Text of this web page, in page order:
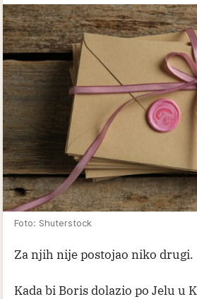
Foto: Shuterstock
Za njih nije postojao niko drugi.
Kada bi Boris dolazio po Jelu u